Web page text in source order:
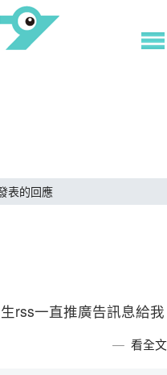
表的回應
rss一直推廣告訊息給我
看全文